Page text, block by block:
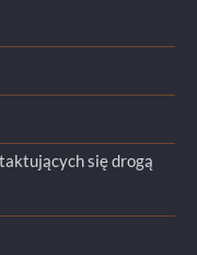
się drogą